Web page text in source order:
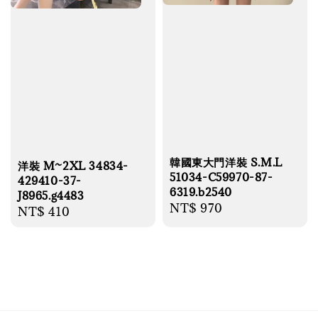
洋裝 M~2XL 34834-
429410-37-
J8965.g4483
Regular
NT$ 410
韓國東大門洋裝 S.M.L
51034-C59970-87-
6319.b2540
Regular
NT$ 970